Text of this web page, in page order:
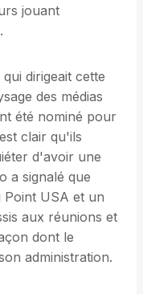
jouant
dirigeait cette
des médias
été nominé pour
clair qu'ils
d'avoir une
a signalé que
USA et un
aux réunions et
dont le
administration.